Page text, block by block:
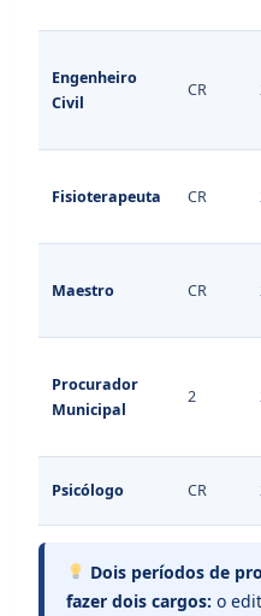
Engenheiro
Civil
CR
Fisioterapeuta CR
Maestro CR
Procurador
Municipal
2
Psicólogo CR
Dois períodos de
fazer dois cargos: o